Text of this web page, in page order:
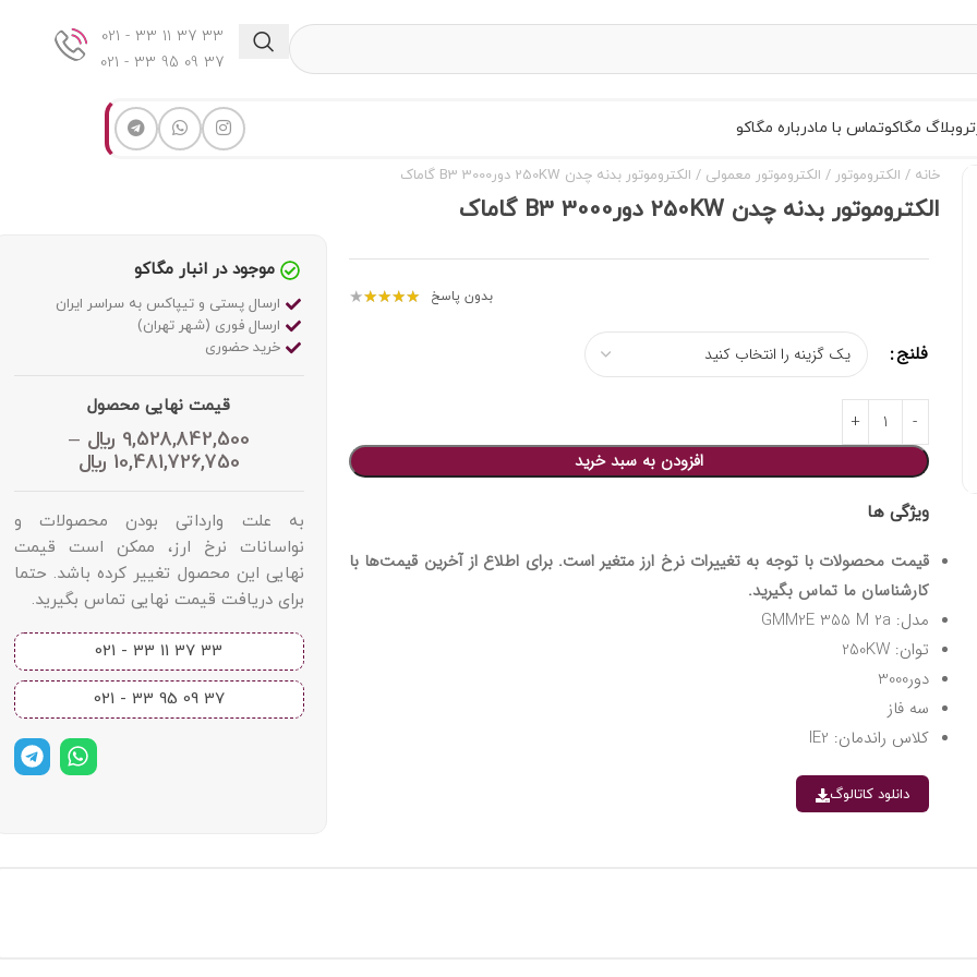
33 37 11 33 - 021
37 09 95 33 - 021
وبلاگ مگاکوتماس با مادرباره مگاکو
خانه الکتروموتور الکتروموتور معمولی الکتروموتور بدنه چدن 250KW دور3000 B3 گاماک
الکتروموتور بدنه چدن 250KW دور3000 B3 گاماک
بدون پاسخ ★
★
★
★
★
فلنج
افزودن به سبد خرید
ویژگی ها
قیمت محصولات با توجه به تغییرات نرخ ارز متغیر است. برای اطلاع از آخرین قیمت‌ها با
کارشناسان ما تماس بگیرید.
مدل: GMM2E 355 M 2a
توان: 250KW
دور3000
سه فاز
کلاس راندمان: IE2
دانلود کاتالوگ
موجود در انبار مگاکو
ارسال پستی و تیپاکس به سراسر ایران
ارسال فوری (شهر تهران)
خرید حضوری
قیمت نهایی محصول
9,528,842,500 ﷼ –
10,481,726,750 ﷼
به علت وارداتی بودن محصولات و
نواسانات نرخ ارز، ممکن است قیمت
نهایی این محصول تغییر کرده باشد. حتما
برای دریافت قیمت نهایی تماس بگیرید.
33 37 11 33 - 021​
37 09 95 33 - 021​